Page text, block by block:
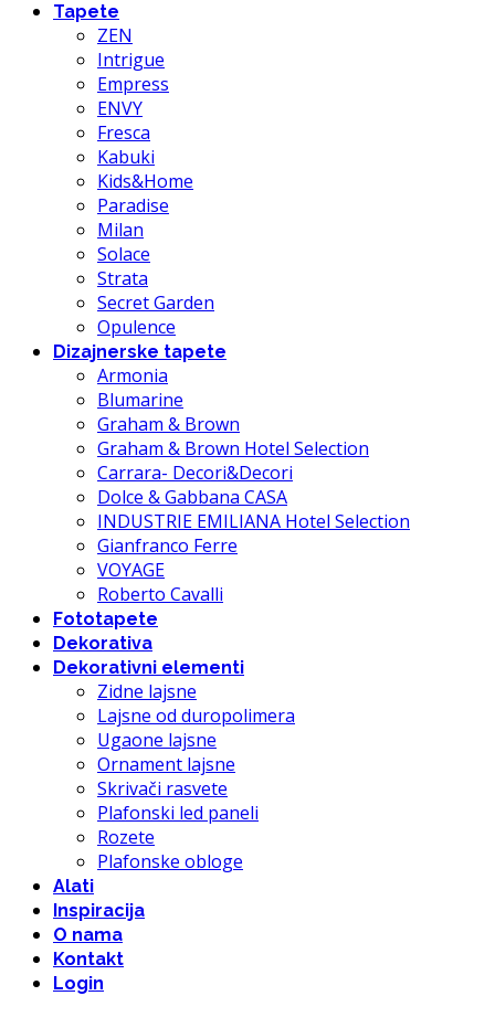
Tapete
ZEN
Intrigue
Empress
ENVY
Fresca
Kabuki
Kids&Home
Paradise
Milan
Solace
Strata
Secret Garden
Opulence
Dizajnerske tapete
Armonia
Blumarine
Graham & Brown
Graham & Brown Hotel Selection
Carrara- Decori&Decori
Dolce & Gabbana CASA
INDUSTRIE EMILIANA Hotel Selection
Gianfranco Ferre
VOYAGE
Roberto Cavalli
Fototapete
Dekorativa
Dekorativni elementi
Zidne lajsne
Lajsne od duropolimera
Ugaone lajsne
Ornament lajsne
Skrivači rasvete
Plafonski led paneli
Rozete
Plafonske obloge
Alati
Inspiracija
O nama
Kontakt
Login